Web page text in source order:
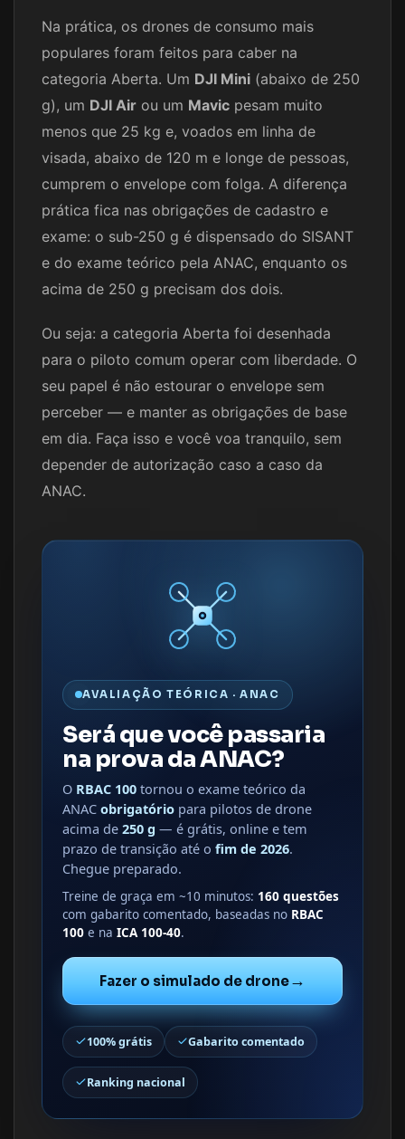
Na prática, os drones de consumo mais
populares foram feitos para caber na
categoria Aberta. Um DJI Mini (abaixo de 250
g), um DJI Air ou um Mavic pesam muito
menos que 25 kg e, voados em linha de
visada, abaixo de 120 m e longe de pessoas,
cumprem o envelope com folga. A diferença
prática fica nas obrigações de cadastro e
exame: o sub-250 g é dispensado do SISANT
e do exame teórico pela ANAC, enquanto os
acima de 250 g precisam dos dois.
Ou seja: a categoria Aberta foi desenhada
para o piloto comum operar com liberdade. O
seu papel é não estourar o envelope sem
perceber — e manter as obrigações de base
em dia. Faça isso e você voa tranquilo, sem
depender de autorização caso a caso da
ANAC.
AVALIAÇÃO TEÓRICA · ANAC
Será que você passaria
na prova da ANAC?
O RBAC 100 tornou o exame teórico da
ANAC obrigatório para pilotos de drone
acima de 250 g — é grátis, online e tem
prazo de transição até o fim de 2026.
Chegue preparado.
Treine de graça em ~10 minutos: 160 questões
com gabarito comentado, baseadas no RBAC
100 e na ICA 100-40.
Fazer o simulado de drone→
100% grátis Gabarito comentado
Ranking nacional